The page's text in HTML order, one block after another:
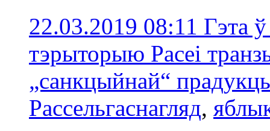
22.03.2019 08:11 Гэта
тэрыторыю Расеі
„санкцыйнай“
Рассельгаснагляд,